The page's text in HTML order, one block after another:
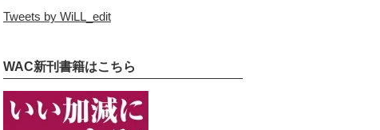
Tweets by WiLL_edit
WAC新刊書籍はこちら